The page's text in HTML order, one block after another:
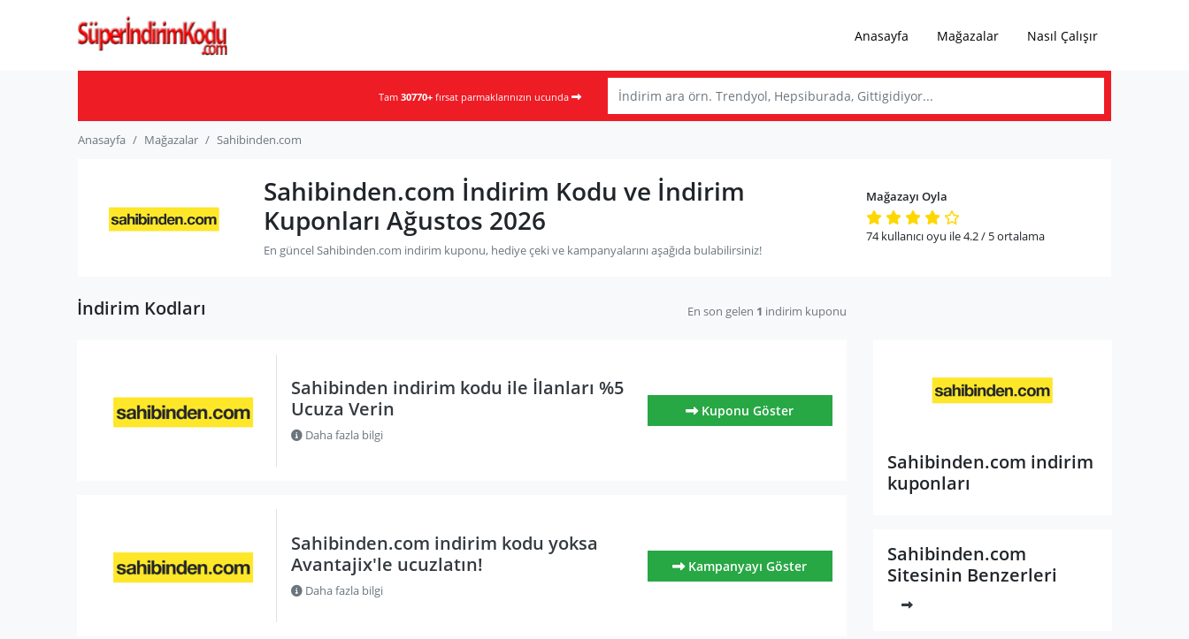
Anasayfa Mağazalar Nasıl Çalışır
Tam 30770+ fırsat parmaklarınızın ucunda
Anasayfa Mağazalar Sahibinden.com
Mağazayı Oyla
74kullanıcı oyu ile4.2/ 5ortalama
Sahibinden.com İndirim Kodu ve İndirim
Kuponları Ağustos 2026
En güncel Sahibinden.com indirim kuponu, hediye çeki ve kampanyalarını aşağıda bulabilirsiniz!
İndirim Kodları En son gelen 1 indirim kuponu
Sahibinden indirim kodu ile İlanları %5
Ucuza Verin
Daha fazla bilgi
Kuponu Göster
Sahibinden.com indirim kodu yoksa
Avantajix'le ucuzlatın!
Daha fazla bilgi
Kampanyayı Göster
Sahibinden.com indirim
kuponları
Sahibinden.com
Sitesinin Benzerleri